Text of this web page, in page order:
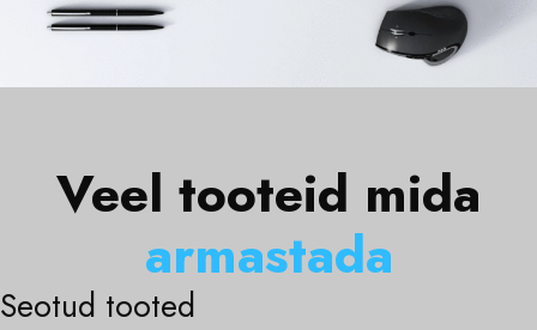
Veel tooteid mida
armastada
Seotud tooted